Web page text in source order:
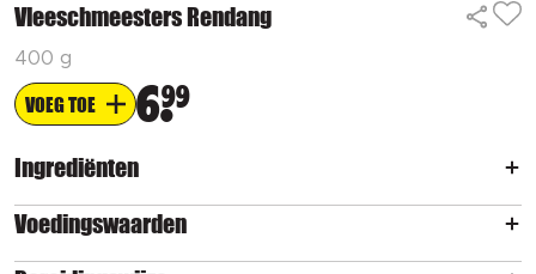
Vleeschmeesters Rendang
400 g
VOEG TOE 699
Ingrediënten
Voedingswaarden